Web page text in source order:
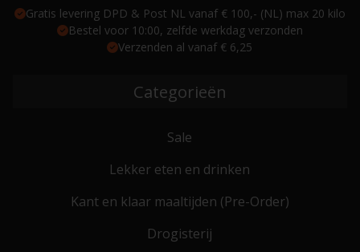
Gratis levering DPD & Post NL vanaf € 100,- (NL) max 20 kilo
Bestel voor 10:00, zelfde werkdag verzonden
Verzenden al vanaf € 6,25
Categorieën
Sale
Lekker eten en drinken
Kant en klaar maaltijden (Pre-Order)
Drogisterij